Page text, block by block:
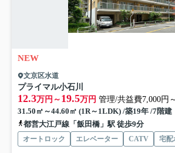
NEW
文京区水道
プライマル小石川
12.3万円～ 19.5万円 管理/共益費7,000円
31.50㎡～44.60㎡ (1R～1LDK) /築19年 /7階建
都営大江戸線「飯田橋」駅 徒歩9分
オートロック エレベーター CATV 宅配